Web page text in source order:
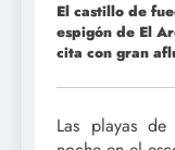
El castillo de
espigón de El
cita con gran
Las playas